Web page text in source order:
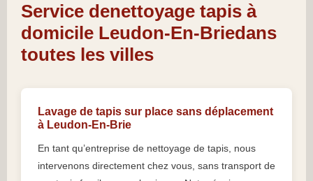
Service denettoyage tapis à
domicile Leudon-En-Briedans
toutes les villes
Lavage de tapis sur place sans déplacement
à Leudon-En-Brie
En tant qu’entreprise de nettoyage de tapis, nous
intervenons directement chez vous, sans transport de